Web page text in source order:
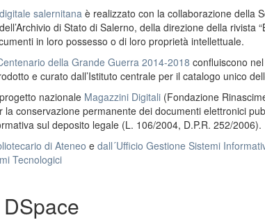
salernitana è realizzato con la collaborazione della
di Stato di Salerno, della direzione della rivista
in loro possesso o di loro proprietà intellettuale.
della Grande Guerra 2014-2018 confluiscono
e curato dall’Istituto centrale per il catalogo unico
nazionale Magazzini Digitali (Fondazione
conservazione permanente dei documenti elettronici
sul deposito legale (L. 106/2004, D.P.R. 252/2006).
di Ateneo e dall´Ufficio Gestione Sistemi
Tecnologici